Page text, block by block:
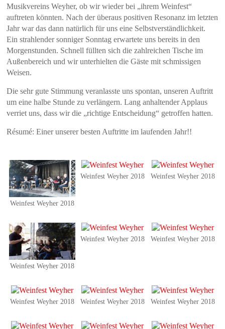
Musikvereins Weyher, ob wir wieder bei „ihrem Weinfest“
auftreten könnten. Nach der überaus positiven Resonanz im letzten
Jahr war das dann natürlich für uns eine Selbstverständlichkeit.
Ein strahlender sonniger Sonntag erwartete uns bereits in den
Morgenstunden. Schnell füllten sich die zahlreichen Tische im
Außenbereich und wir unterhielten die Gäste mit schmissigen
Weisen.
Die sehr gute Stimmung veranlasste uns spontan, unseren Auftritt
um eine halbe Stunde zu verlängern. Lang anhaltender Applaus
verriet uns, dass wir die „richtige Entscheidung“ getroffen hatten.
Résumé: Einer unserer besten Auftritte im laufenden Jahr!!
Weinfest Weyher 2018
Weinfest Weyher 2018 Weinfest Weyher 2018
Weinfest Weyher 2018
Weinfest Weyher 2018 Weinfest Weyher 2018
Weinfest Weyher 2018 Weinfest Weyher 2018 Weinfest Weyher 2018